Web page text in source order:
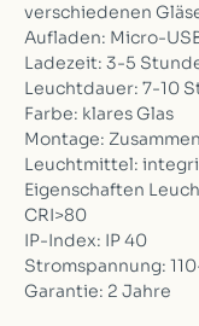
verschiedenen
Aufladen: Micro-
Ladezeit: 3-5
Leuchtdauer: 7-10
Farbe: klares Glas
Montage:
Leuchtmittel:
Eigenschaften
CRI>80
IP-Index: IP 40
Stromspannung:
Garantie: 2 Jahre